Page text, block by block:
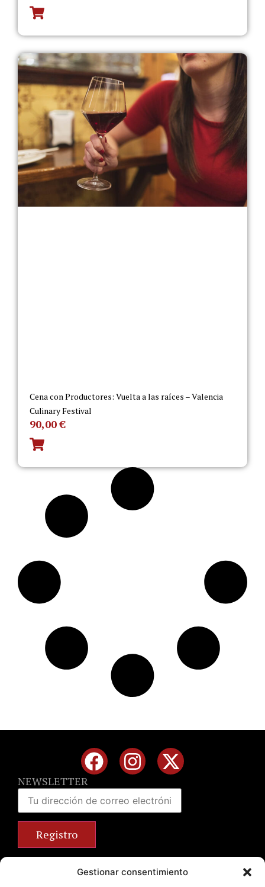
Gestionar consentimiento
Cena con Productores: Vuelta a las raíces – Valencia
Culinary Festival
90,00€
NEWSLETTER
+34 963 672 314